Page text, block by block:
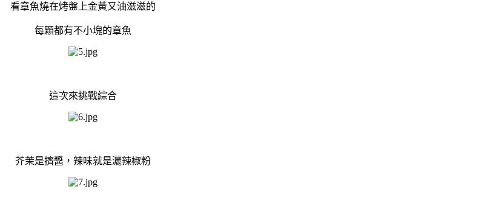
看章魚燒在烤盤上金黃又油滋滋的
每顆都有不小塊的章魚
這次來挑戰綜合
芥茉是擠醬，辣味就是灑辣椒粉